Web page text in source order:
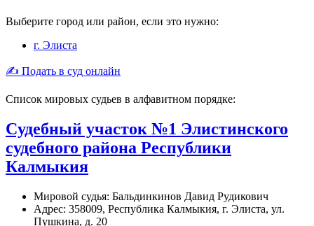
Выберите город или район, если это нужно:
г. Элиста
✍ Подать в суд онлайн
Список мировых судьев в алфавитном порядке:
Cудебный участок №1 Элистинского
судебного района Республики
Калмыкия
Мировой судья: Бальдинкинов Давид Рудикович
Адрес: 358009, Республика Калмыкия, г. Элиста, ул.
Пушкина, д. 20